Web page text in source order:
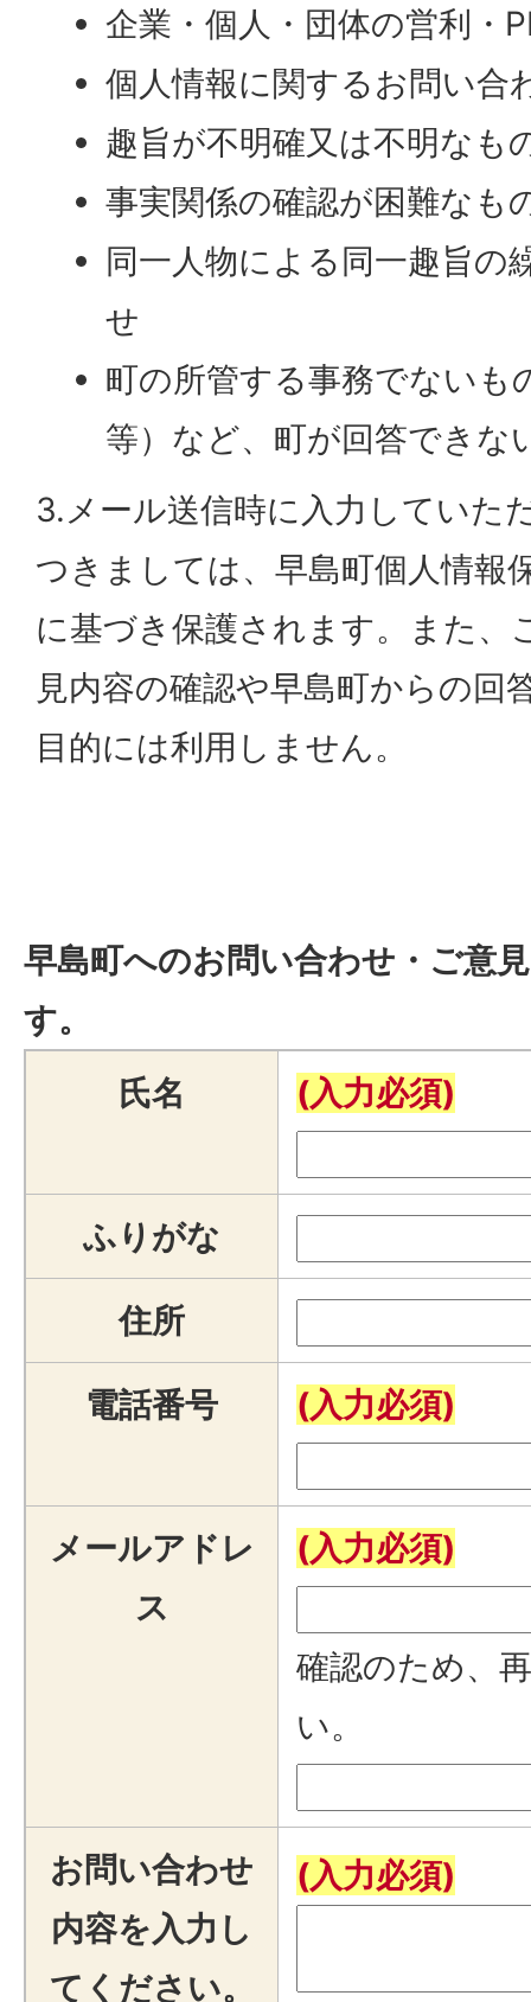
企業・個人・団体の営利・
個人情報に関するお問い合
趣旨が不明確又は不明なも
事実関係の確認が困難なも
同一人物による同一趣旨の
せ
町の所管する事務でないも
等）など、町が回答できな
3.メール送信時に入力していた
つきましては、早島町個人情報
に基づき保護されます。また、
見内容の確認や早島町からの回
目的には利用しません。
早島町へのお問い合わせ・ご意
す。
氏名
(入力必須)
ふりがな
住所
電話番号 (入力必須)
メールアドレ
ス
(入力必須)
確認のため、
い。
お問い合わせ
内容を入力し
てください。
(入力必須)